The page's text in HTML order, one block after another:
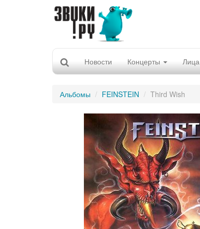
Новости Концерты Лица
Альбомы FEINSTEIN Third Wish